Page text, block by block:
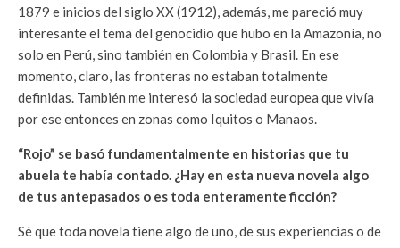
1879 e inicios del siglo XX (1912), además, me pareció muy
interesante el tema del genocidio que hubo en la Amazonía, no
solo en Perú, sino también en Colombia y Brasil. En ese
momento, claro, las fronteras no estaban totalmente
definidas. También me interesó la sociedad europea que vivía
por ese entonces en zonas como Iquitos o Manaos.
“Rojo” se basó fundamentalmente en historias que tu
abuela te había contado. ¿Hay en esta nueva novela algo
de tus antepasados o es toda enteramente ficción?
Sé que toda novela tiene algo de uno, de sus experiencias o de